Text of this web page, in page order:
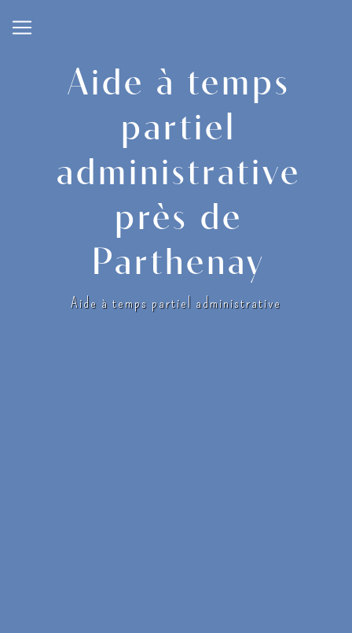
Aide à temps
partiel
administrative
près de
Parthenay
Aide à temps partiel administrative